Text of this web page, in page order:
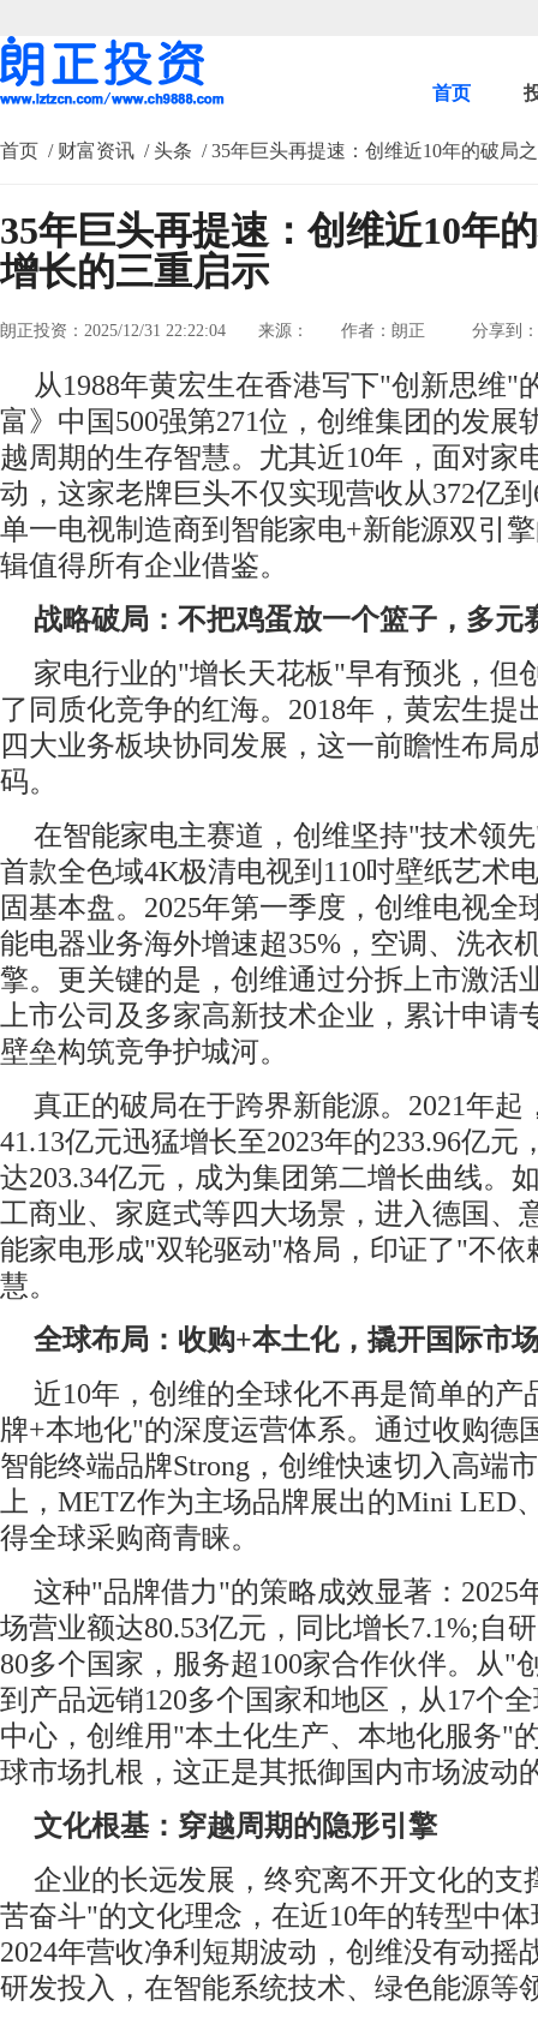
首页
首页 / 财富资讯 / 头条 / 35年巨头再提速：创维近10年的破局
35年巨头再提速：创维近10年
增长的三重启示
朗正投资：2025/12/31 22:22:04 来源： 作者：朗正 分享到：
从1988年黄宏生在香港写下"创新思维"
富》中国500强第271位，创维集团的发展
越周期的生存智慧。尤其近10年，面对家
动，这家老牌巨头不仅实现营收从372亿
单一电视制造商到智能家电+新能源双引
辑值得所有企业借鉴。
战略破局：不把鸡蛋放一个篮子，多元
家电行业的"增长天花板"早有预兆，但
了同质化竞争的红海。2018年，黄宏生提
四大业务板块协同发展，这一前瞻性布局
码。
在智能家电主赛道，创维坚持"技术领
首款全色域4K极清电视到110吋壁纸艺术
固基本盘。2025年第一季度，创维电视全
能电器业务海外增速超35%，空调、洗衣
擎。更关键的是，创维通过分拆上市激活
上市公司及多家高新技术企业，累计申请
壁垒构筑竞争护城河。
真正的破局在于跨界新能源。2021年起
41.13亿元迅猛增长至2023年的233.96亿元
达203.34亿元，成为集团第二增长曲线。
工商业、家庭式等四大场景，进入德国、
能家电形成"双轮驱动"格局，印证了"不依
慧。
全球布局：收购+本土化，撬开国际市
近10年，创维的全球化不再是简单的
牌+本地化"的深度运营体系。通过收购德
智能终端品牌Strong，创维快速切入高端
上，METZ作为主场品牌展出的Mini LED
得全球采购商青睐。
这种"品牌借力"的策略成效显著：2025
场营业额达80.53亿元，同比增长7.1%;自
80多个国家，服务超100家合作伙伴。从"
到产品远销120多个国家和地区，从17个
中心，创维用"本土化生产、本地化服务"
球市场扎根，这正是其抵御国内市场波动
文化根基：穿越周期的隐形引擎
企业的长远发展，终究离不开文化的支
苦奋斗"的文化理念，在近10年的转型中
2024年营收净利短期波动，创维没有动摇
研发投入，在智能系统技术、绿色能源等